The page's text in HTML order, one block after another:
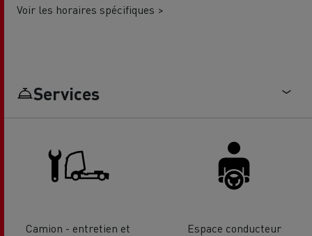
Voir les horaires spécifiques >
Services
Camion - entretien et
Espace conducteur